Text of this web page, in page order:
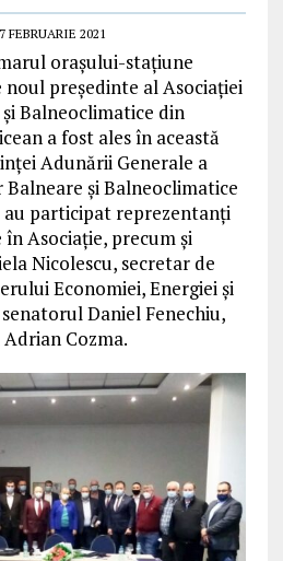
FEBRUARIE 2021
orașului-stațiune
noul președinte al Asociației
Balneoclimatice din
a fost ales în această
Adunării Generale a
și Balneoclimatice
au participat reprezentanți
Asociație, precum și
Nicolescu, secretar de
Economiei, Energiei și
Daniel Fenechiu,
Cozma.